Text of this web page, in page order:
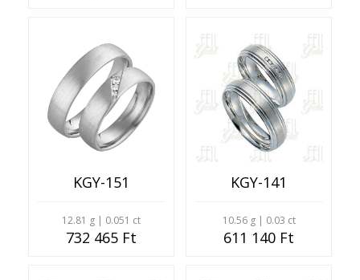
KGY-151
12.81 g | 0.051 ct
732 465 Ft
KGY-141
10.56 g | 0.03 ct
611 140 Ft